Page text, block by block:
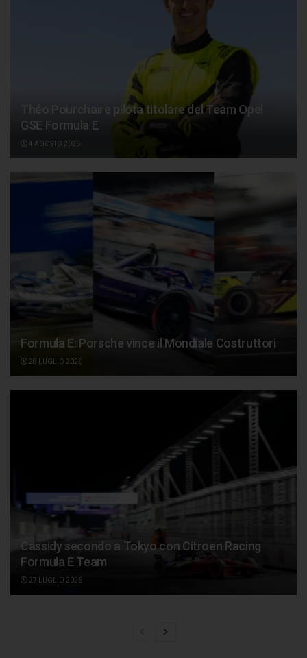
Théo Pourchaire pilota titolare del Team Opel
GSE Formula E
4 AGOSTO 2026
Formula E: Porsche vince il Mondiale Costruttori
28 LUGLIO 2026
Cassidy secondo a Tokyo con Citroen Racing
Formula E Team
27 LUGLIO 2026